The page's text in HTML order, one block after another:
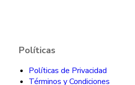
Políticas
Políticas de Privacidad
Términos y Condiciones